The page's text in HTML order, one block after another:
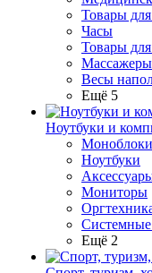
Товары
Часы
Товары
Массажеры
Весы
Ещё 5
Ноутбуки и
Моноблоки
Ноутбуки
Мониторы
Ещё 2